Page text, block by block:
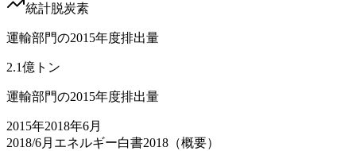
統計脱炭素
運輸部門の2015年度排出量
2.1億トン
運輸部門の2015年度排出量
2015年2018年6月
2018/6月 エネルギー白書2018（概要）